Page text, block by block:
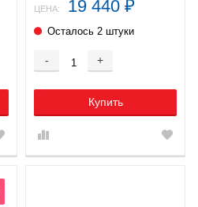
ЦЕНА: 19 440 ₽
Осталось 2 штуки
- +
Купить